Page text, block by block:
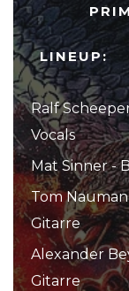
LINEUP:
Ralf
Vocals
Mat Sinner -
Tom
Gitarre
Alexander
Gitarre